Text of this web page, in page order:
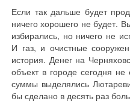
Если так дальше будет
ничего хорошего не будет.
избирались, но ничего не
И газ, и очистные
история. Денег на
объект в городе сегодня
суммы выделялись
бы сделано в десять раз